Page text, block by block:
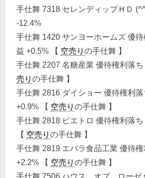
手仕舞 7318 セレンディップＨＤ
-12.4%
手仕舞 1420 サンヨーホームズ 優
益 +0.5% 【 空売り の手仕舞 】
手仕舞 2207 名糖産業 優待権利落ち
売り の手仕舞 】
手仕舞 2816 ダイショー 優待権利
+0.9% 【 空売り の手仕舞 】
手仕舞 2818 ピエトロ 優待権利落
【 空売り の手仕舞 】
手仕舞 2819 エバラ食品工業 優待
+2.2% 【 空売り の手仕舞 】
手仕舞 7506 ハウス オブ ローゼ